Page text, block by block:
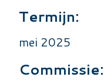
Termijn:
mei 2025
Commissie: